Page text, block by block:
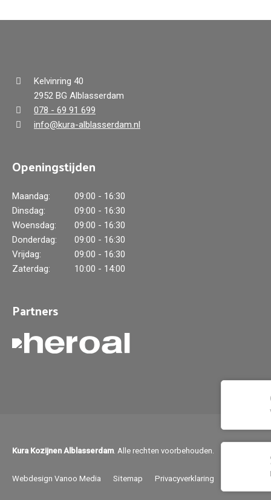
Kelvinring 40
2952 BG Alblasserdam
078 - 69 91 699
info@kura-alblasserdam.nl
Openingstijden
Maandag:
09:00 - 16:30
Dinsdag:
09:00 - 16:30
Woensdag:
09:00 - 16:30
Donderdag:
09:00 - 16:30
Vrijdag:
09:00 - 16:30
Zaterdag:
10:00 - 14:00
Partners
Kura Kozijnen Alblasserdam. Alle rechten voorbehouden.
Webdesign Vanoo Media Sitemap Privacyverklaring